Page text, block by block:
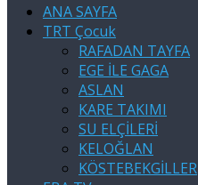
ANA SAYFA
TRT Çocuk
RAFADAN TAYFA
EGE İLE GAGA
ASLAN
KARE TAKIMI
SU ELÇİLERİ
KELOĞLAN
KÖSTEBEKGİLLER